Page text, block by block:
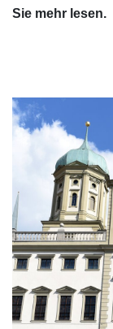
Sie mehr lesen.